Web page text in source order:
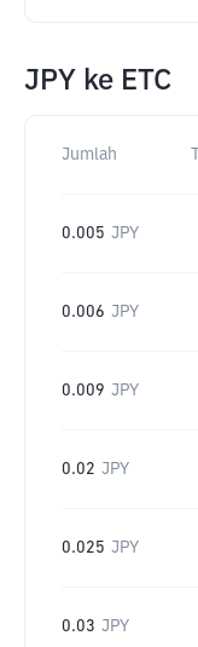
JPY ke ETC
Jumlah
0.005 JPY
0.006 JPY
0.009 JPY
0.02 JPY
0.025 JPY
0.03 JPY